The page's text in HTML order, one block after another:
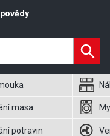
masa
potravin